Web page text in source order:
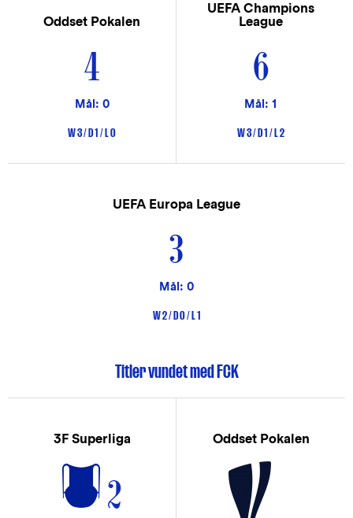
Oddset Pokalen
4
Mål: 0
W 3 / D 1 / L 0
UEFA Champions
League
6
Mål: 1
W 3 / D 1 / L 2
UEFA Europa League
3
Mål: 0
W 2 / D 0 / L 1
Titler vundet med FCK
3F Superliga
2
Oddset Pokalen